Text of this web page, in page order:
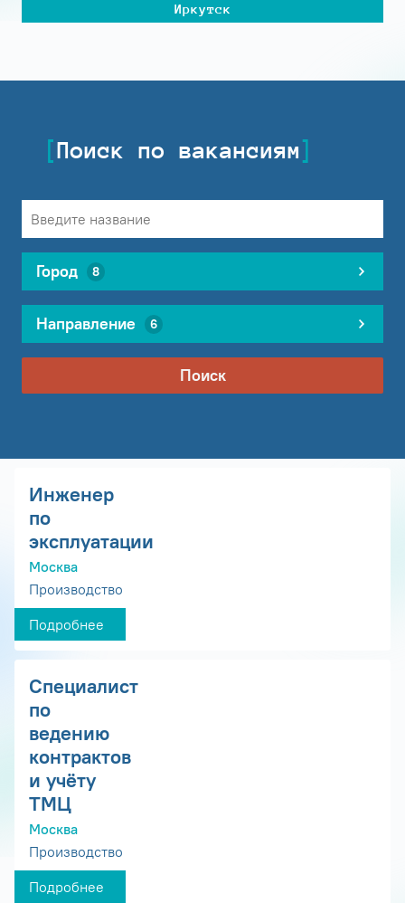
Иркутск
Поиск по вакансиям
Город 8
Направление 6
Поиск
Инженер
по
эксплуатации
Москва
Производство
Подробнее
Специалист
по
ведению
контрактов
и учёту
ТМЦ
Москва
Производство
Подробнее